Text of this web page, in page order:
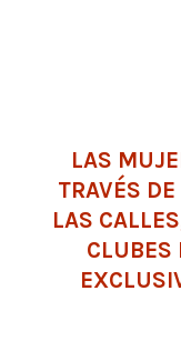
LAS
TRAVÉS
LAS
CLUBES